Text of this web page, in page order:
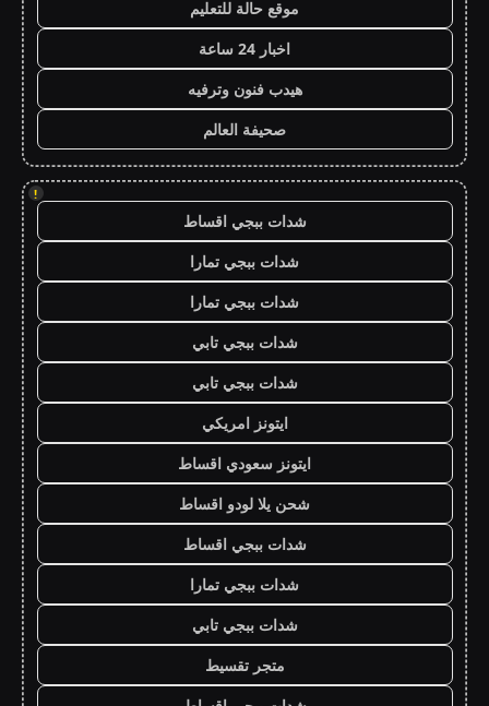
موقع حالة للتعليم
اخبار 24 ساعة
هيدب فنون وترفيه
صحيفة العالم
!
شدات ببجي اقساط
شدات ببجي تمارا
شدات ببجي تمارا
شدات ببجي تابي
شدات ببجي تابي
ايتونز امريكي
ايتونز سعودي اقساط
شحن يلا لودو اقساط
شدات ببجي اقساط
شدات ببجي تمارا
شدات ببجي تابي
متجر تقسيط